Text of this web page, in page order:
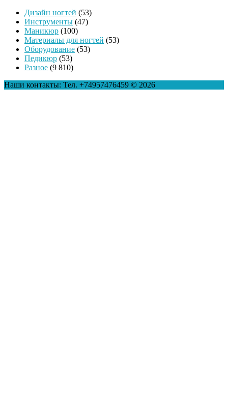
Дизайн ногтей (53)
Инструменты (47)
Маникюр (100)
Материалы для ногтей (53)
Оборудование (53)
Педикюр (53)
Разное (9 810)
Наши контакты: Тел. +74957476459 © 2026